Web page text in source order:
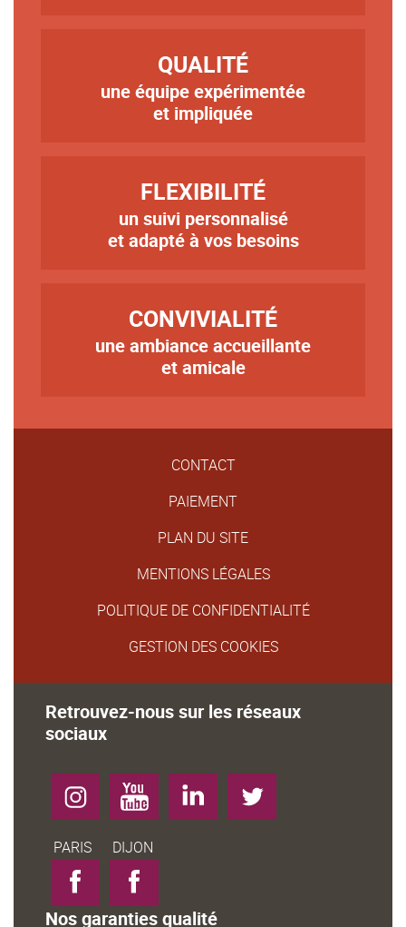
QUALITÉ
une équipe expérimentée
et impliquée
FLEXIBILITÉ
un suivi personnalisé
et adapté à vos besoins
CONVIVIALITÉ
Texteune ambiance accueillante
et amicale
CONTACT
PAIEMENT
PLAN DU SITE
MENTIONS LÉGALES
POLITIQUE DE CONFIDENTIALITÉ
GESTION DES COOKIES
Retrouvez-nous sur les réseaux
sociaux
InstagramYouTube LinkedIn Twitter
Facebook-
PARIS
Facebook-
DIJON
Nos garanties qualité